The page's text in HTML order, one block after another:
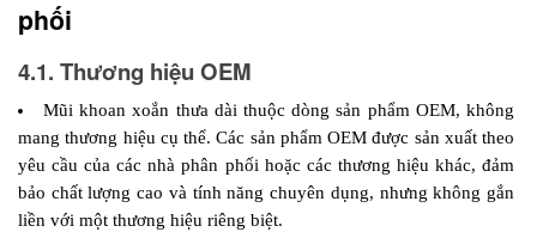
phối
4.1. Thương hiệu OEM
Mũi khoan xoắn thưa dài thuộc dòng sản phẩm OEM, không
mang thương hiệu cụ thể. Các sản phẩm OEM được sản xuất theo
yêu cầu của các nhà phân phối hoặc các thương hiệu khác, đảm
bảo chất lượng cao và tính năng chuyên dụng, nhưng không gắn
liền với một thương hiệu riêng biệt.